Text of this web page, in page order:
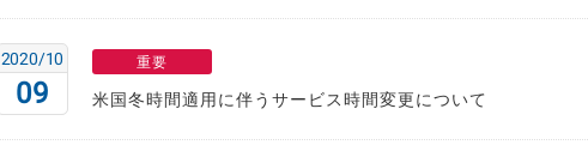
09
2020/10 重要
米国冬時間適用に伴うサービス時間変更について